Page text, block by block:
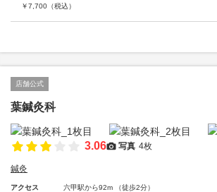
￥7,700 （税込）
店舗公式
葉鍼灸科
3.06 写真 4枚
鍼灸
アクセス
六甲駅から92m （徒歩2分）